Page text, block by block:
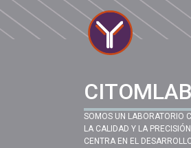
CITOMLAB
SOMOS UN LABORATORIO
LA CALIDAD Y LA
CENTRA EN EL